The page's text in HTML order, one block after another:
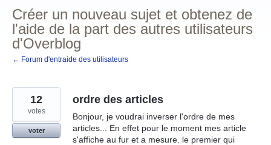
Créer un nouveau sujet et obtenez de
l'aide de la part des autres utilisateurs
d'Overblog
← Forum d'entraide des utilisateurs
ordre des articles
Bonjour, je voudrai inverser l'ordre de mes
articles... En effet pour le moment mes article
s'affiche au fur et a mesure. le premier qui
12
votes
voter